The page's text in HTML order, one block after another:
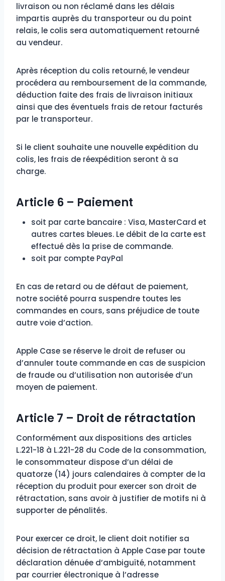
livraison ou non réclamé dans les délais
impartis auprès du transporteur ou du point
relais, le colis sera automatiquement retourné
au vendeur.
Après réception du colis retourné, le vendeur
procédera au remboursement de la commande,
déduction faite des frais de livraison initiaux
ainsi que des éventuels frais de retour facturés
par le transporteur.
Si le client souhaite une nouvelle expédition du
colis, les frais de réexpédition seront à sa
charge.
Article 6 – Paiement
soit par carte bancaire : Visa, MasterCard et
autres cartes bleues. Le débit de la carte est
effectué dès la prise de commande.
soit par compte PayPal
En cas de retard ou de défaut de paiement,
notre société pourra suspendre toutes les
commandes en cours, sans préjudice de toute
autre voie d’action.
Apple Case se réserve le droit de refuser ou
d’annuler toute commande en cas de suspicion
de fraude ou d’utilisation non autorisée d’un
moyen de paiement.
Article 7 – Droit de rétractation
Conformément aux dispositions des articles
L.221-18 à L.221-28 du Code de la consommation,
le consommateur dispose d’un délai de
quatorze (14) jours calendaires à compter de la
réception du produit pour exercer son droit de
rétractation, sans avoir à justifier de motifs ni à
supporter de pénalités.
Pour exercer ce droit, le client doit notifier sa
décision de rétractation à Apple Case par toute
déclaration dénuée d’ambiguïté, notamment
par courrier électronique à l’adresse